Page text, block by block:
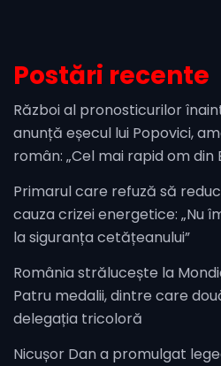
Postări recente
Război al pronosticurilor
anunță eșecul lui Popovici,
român: „Cel mai rapid om din
Primarul care refuză să
cauza crizei energetice: „Nu
la siguranța cetățeanului”
România strălucește la
Patru medalii, dintre care
delegația tricoloră
Nicușor Dan a promulgat